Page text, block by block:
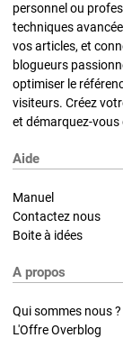
personnel ou
techniques
vos articles, et
blogueurs
optimiser le
visiteurs. Créez
et démarquez-
Aide
Manuel
Contactez nous
Boite à idées
A propos
Qui sommes nous ?
L'Offre Overblog